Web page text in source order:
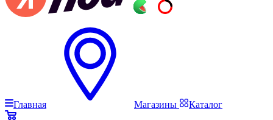
Главная Магазины Каталог